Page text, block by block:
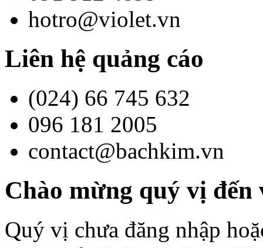
hotro@violet.vn
Liên hệ quảng cáo
(024) 66 745 632
096 181 2005
contact@bachkim.vn
Chào mừng quý vị
Quý vị chưa đăng nhập